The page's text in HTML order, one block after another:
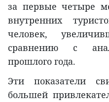
за первые четыре
внутренних
человек,
сравнению с
прошлого года.
Эти показатели
большей